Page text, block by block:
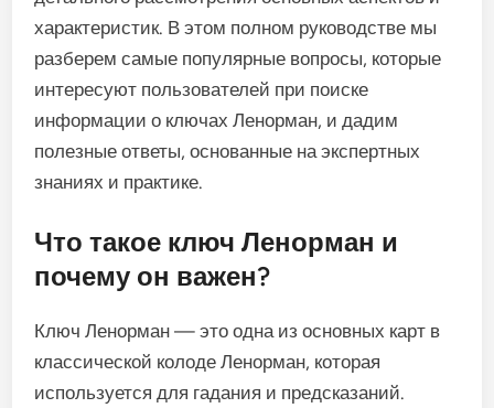
характеристик. В этом полном руководстве мы
разберем самые популярные вопросы, которые
интересуют пользователей при поиске
информации о ключах Ленорман, и дадим
полезные ответы, основанные на экспертных
знаниях и практике.
Что такое ключ Ленорман и
почему он важен?
Ключ Ленорман — это одна из основных карт в
классической колоде Ленорман, которая
используется для гадания и предсказаний.